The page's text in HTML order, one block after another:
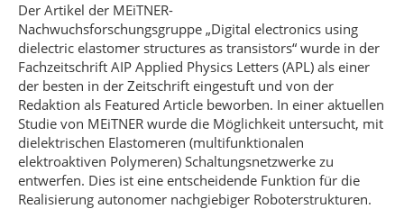
Der Artikel der MEiTNER-
Nachwuchsforschungsgruppe „Digital electronics using
dielectric elastomer structures as transistors“ wurde in der
Fachzeitschrift AIP Applied Physics Letters (APL) als einer
der besten in der Zeitschrift eingestuft und von der
Redaktion als Featured Article beworben. In einer aktuellen
Studie von MEiTNER wurde die Möglichkeit untersucht, mit
dielektrischen Elastomeren (multifunktionalen
elektroaktiven Polymeren) Schaltungsnetzwerke zu
entwerfen. Dies ist eine entscheidende Funktion für die
Realisierung autonomer nachgiebiger Roboterstrukturen.